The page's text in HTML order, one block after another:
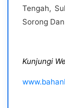
Tengah,
Sorong
Kunjungi